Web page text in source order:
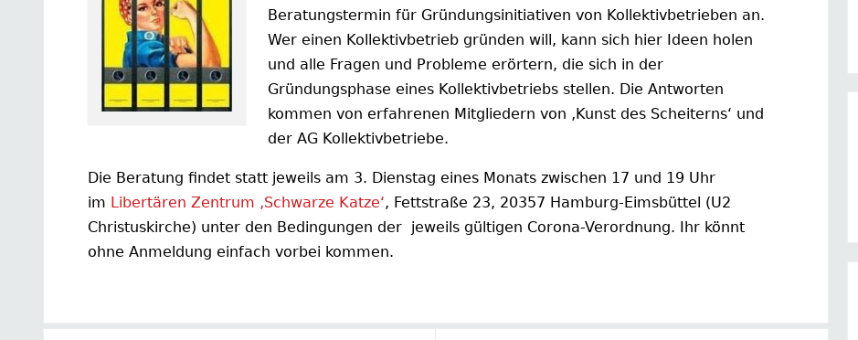
Beratungstermin für Gründungsinitiativen von Kollektivbetrieben an.
Wer einen Kollektivbetrieb gründen will, kann sich hier Ideen holen
und alle Fragen und Probleme erörtern, die sich in der
Gründungsphase eines Kollektivbetriebs stellen. Die Antworten
kommen von erfahrenen Mitgliedern von ‚Kunst des Scheiterns‘ und
der AG Kollektivbetriebe.
Die Beratung findet statt jeweils am 3. Dienstag eines Monats zwischen 17 und 19 Uhr
im Libertären Zentrum ‚Schwarze Katze‘, Fettstraße 23, 20357 Hamburg-Eimsbüttel (U2
Christuskirche) unter den Bedingungen der jeweils gültigen Corona-Verordnung. Ihr könnt
ohne Anmeldung einfach vorbei kommen.